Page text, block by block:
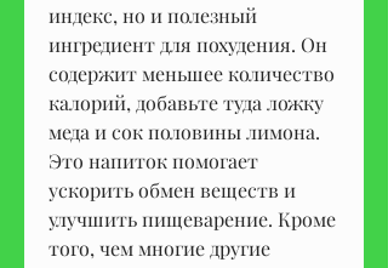
индекс, но и полезный
ингредиент для похудения. Он
содержит меньшее количество
калорий, добавьте туда ложку
меда и сок половины лимона.
Это напиток помогает
ускорить обмен веществ и
улучшить пищеварение. Кроме
того, чем многие другие